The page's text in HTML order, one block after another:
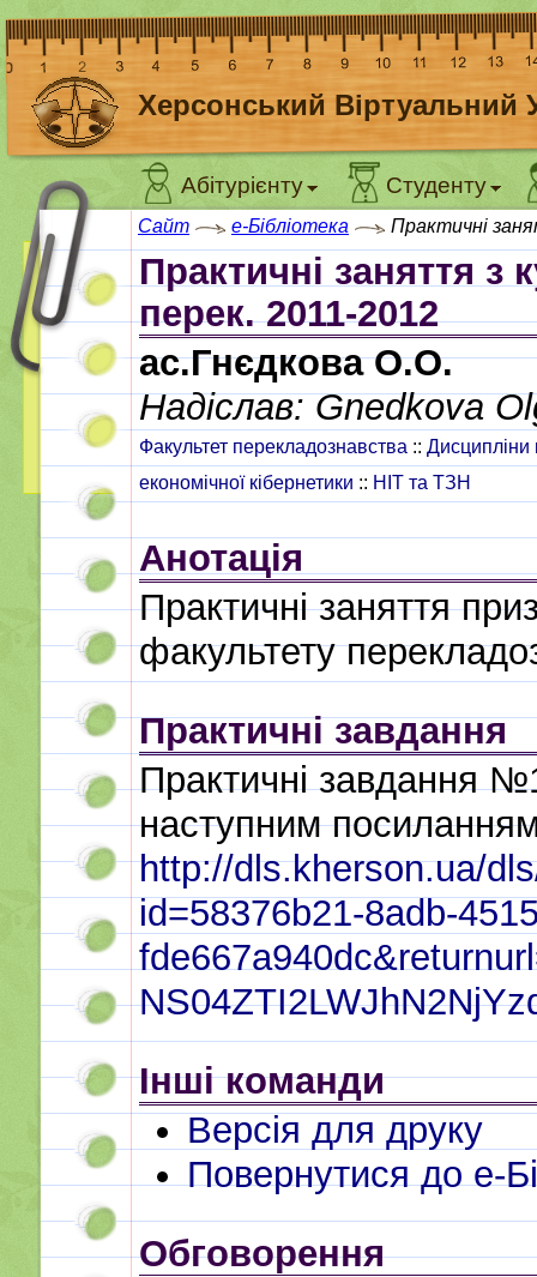
Херсонський Віртуальний
Абітурієнту Студенту
Сайт e-Бібліотека Практичні
Практичні заняття
перек. 2011-2012
ас.Гнєдкова О.О.
Надіслав: Gnedkova
Факультет перекладознавства :: Дисципліни
економічної кібернетики :: НІТ та ТЗН
Анотація
Практичні заняття
факультету
Практичні завдання
Практичні завдання
наступним
http://dls.kherson.ua/
id=58376b21-8adb-
Інші команди
Версія для друку
Повернутися до e-
Обговорення